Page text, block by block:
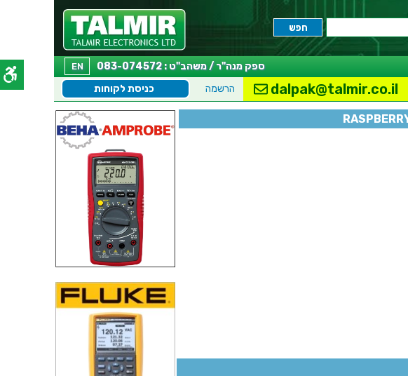
EN
ספק מנה"ר / משהב"ט : 083-074572
כניסת לקוחות הרשמה dalpak@talmir.co.il